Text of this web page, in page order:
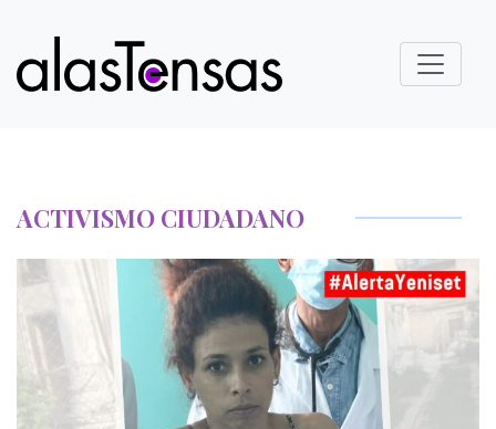
ACTIVISMO CIUDADANO